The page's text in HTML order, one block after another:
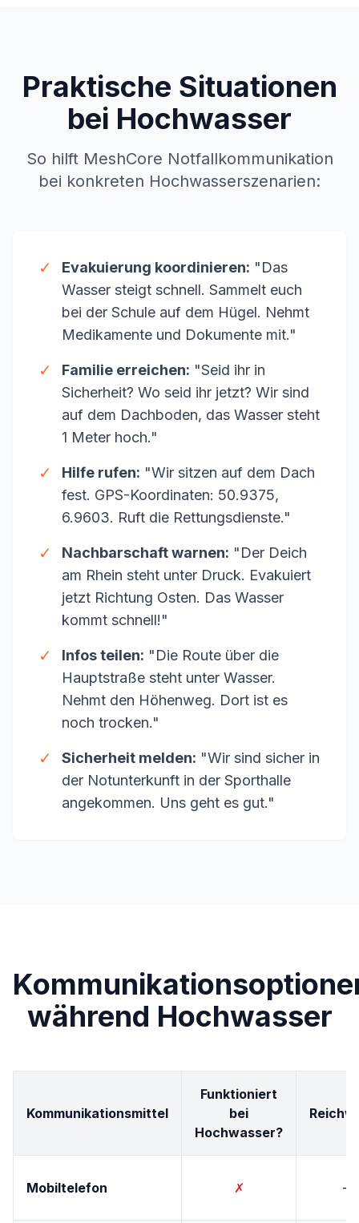
Praktische Situationen
bei Hochwasser
So hilft MeshCore Notfallkommunikation
bei konkreten Hochwasserszenarien:
✓ Evakuierung koordinieren: "Das
Wasser steigt schnell. Sammelt euch
bei der Schule auf dem Hügel. Nehmt
Medikamente und Dokumente mit."
✓ Familie erreichen: "Seid ihr in
Sicherheit? Wo seid ihr jetzt? Wir sind
auf dem Dachboden, das Wasser steht
1 Meter hoch."
✓ Hilfe rufen: "Wir sitzen auf dem Dach
fest. GPS-Koordinaten: 50.9375,
6.9603. Ruft die Rettungsdienste."
✓ Nachbarschaft warnen: "Der Deich
am Rhein steht unter Druck. Evakuiert
jetzt Richtung Osten. Das Wasser
kommt schnell!"
✓ Infos teilen: "Die Route über die
Hauptstraße steht unter Wasser.
Nehmt den Höhenweg. Dort ist es
noch trocken."
✓ Sicherheit melden: "Wir sind sicher in
der Notunterkunft in der Sporthalle
angekommen. Uns geht es gut."
während Hochwasser
Kommunikationsmittel
Funktioniert
bei
Hochwasser?
Mobiltelefon ✗ -